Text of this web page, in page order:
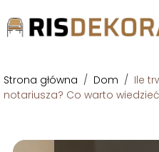
Strona główna / Dom / Ile
notariusza? Co warto